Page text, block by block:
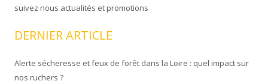
suivez nous actualités et promotions
DERNIER ARTICLE
Alerte sécheresse et feux de forêt dans la Loire : quel impact sur
nos ruchers ?